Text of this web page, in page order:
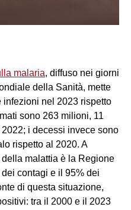
malaria, diffuso nei giorni
della Sanità, mette
nel 2023 rispetto
sono 263 milioni, 11
i decessi invece sono
rispetto al 2020. A
malattia è la Regione
contagi e il 95% dei
di questa situazione,
tra il 2000 e il 2023